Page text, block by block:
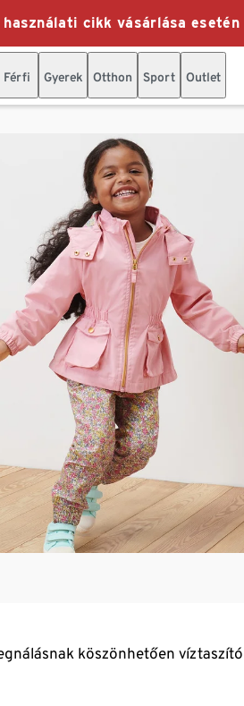
cikk vásárlása
Férfi Gyerek Otthon Sport Outlet
köszönhetően víztaszító